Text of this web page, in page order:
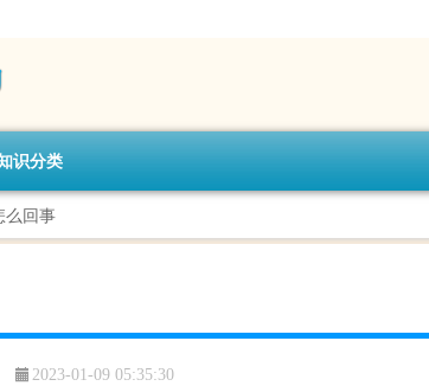
识分类
么回事
2023-01-09 05:35:30